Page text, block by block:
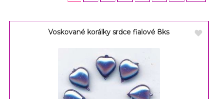
Voskované korálky srdce fialové 8ks